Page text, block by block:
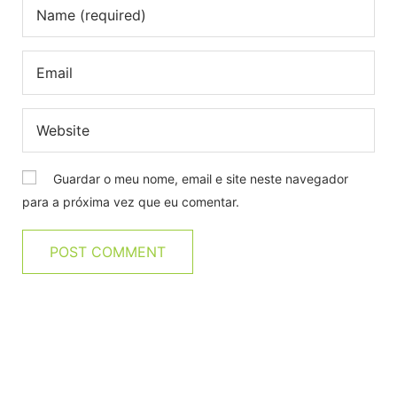
Guardar o meu nome, email e site neste navegador
para a próxima vez que eu comentar.